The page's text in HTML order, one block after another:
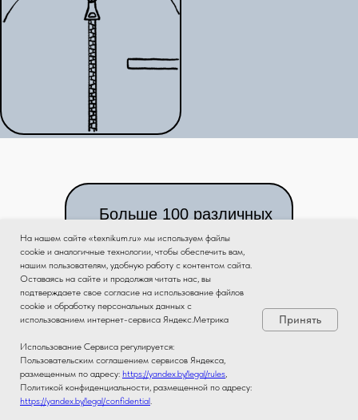
Больше 100 различных
цветов изделия
На нашем сайте «texnikum.ru» мы используем файлы
cookie и аналогичные технологии, чтобы обеспечить вам,
нашим пользователям, удобную работу с контентом сайта.
Оставаясь на сайте и продолжая читать нас, вы
подтверждаете свое согласие на использование файлов
cookie и обработку персональных данных с
использованием интернет-сервиса Яндекс.Метрика
Использование Сервиса регулируется:
Пользовательским соглашением сервисов Яндекса,
размещенным по адресу: https://yandex.by/legal/rules,
Политикой конфиденциальности, размещенной по адресу:
https://yandex.by/legal/confidential.
Принять